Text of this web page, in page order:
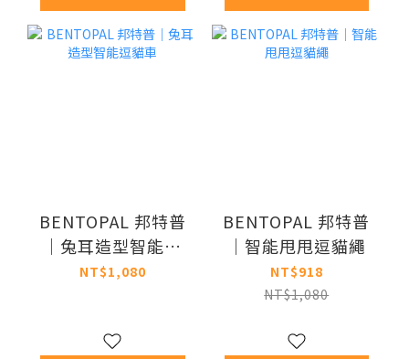
BENTOPAL 邦特普
｜兔耳造型智能逗
貓車
NT$1,080
BENTOPAL 邦特普
｜智能甩甩逗貓繩
NT$918
NT$1,080